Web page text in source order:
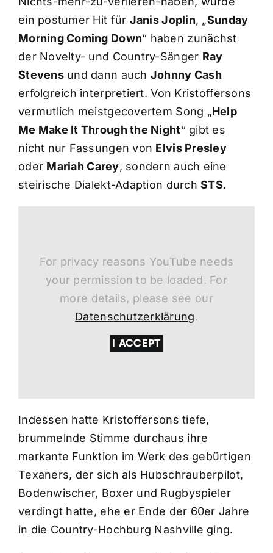
ein postumer Hit für Janis Joplin, „Sunday
Morning Coming Down“ haben zunächst
der Novelty- und Country-Sänger Ray
Stevensund dann auch Johnny Cash
erfolgreich interpretiert. Von Kristoffersons
vermutlich meistgecovertem Song „Help
Me Make It Through the Night“ gibt es
nicht nur Fassungen von Elvis Presley
oder Mariah Carey, sondern auch eine
steirische Dialekt-Adaption durchSTS.
For privacy reasons YouTube needs
your permission to be loaded. For
more details, please see our
Datenschutzerklärung.
I ACCEPT
Indessen hatte Kristoffersons tiefe,
brummelnde Stimme durchaus ihre
markante Funktion im Werk des gebürtigen
Texaners, der sich als Hubschrauberpilot,
Bodenwischer, Boxer und Rugbyspieler
verdingt hatte, ehe er Ende der 60er Jahre
in die Country-Hochburg Nashville ging.